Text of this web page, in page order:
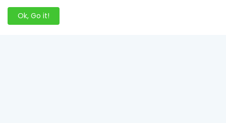
Ok, Go it!